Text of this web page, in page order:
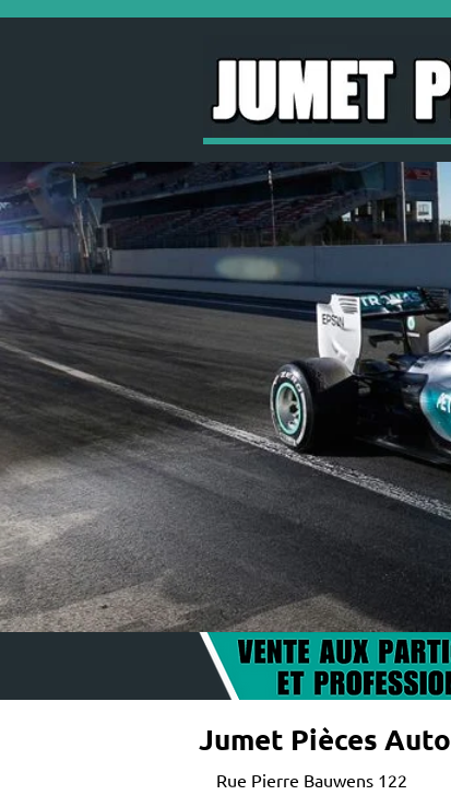
Jumet Pièces Auto
Rue Pierre Bauwens 122